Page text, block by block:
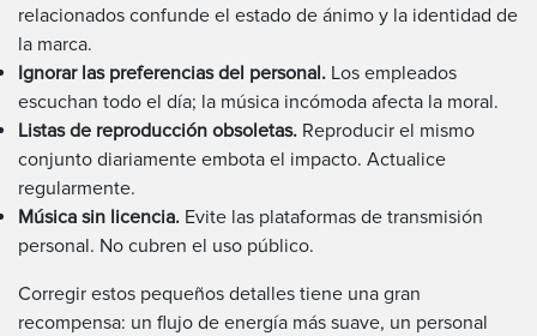
relacionados confunde el estado de ánimo y la identidad de
la marca.
Ignorar las preferencias del personal. Los empleados
escuchan todo el día; la música incómoda afecta la moral.
Listas de reproducción obsoletas. Reproducir el mismo
conjunto diariamente embota el impacto. Actualice
regularmente.
Música sin licencia. Evite las plataformas de transmisión
personal. No cubren el uso público.
Corregir estos pequeños detalles tiene una gran
recompensa: un flujo de energía más suave, un personal